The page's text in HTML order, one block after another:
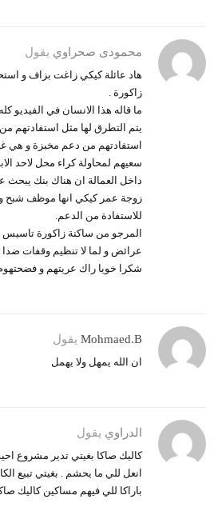
محمودى صحراوي يقول
هاد عائلة كيكي زاغت بزاف و
زاكورة .
ما قاله هذا الانسان في الفيديو
يتم التطرق لها مثل استفادتهم
استفادتهم من دعم مخبزة و هي
سعيهم لمحاولة كراء محل لاحد
داخل العمالة ان هناك بنك يبحث
زوجة عمر كيكي انها موظف شبح
للاستفادة من الدعم.
المرجو من ساكنة زاكورة تاسيس
عرائض و لما لا تنظيم وقفات
شكرا خويا راك عريتهم و
Mohmaed.b يقول
ان الله يمهل ولا يهمل
الدراوي يقول
انعل للي ما يحشم . بغيتي تبيع
باراكا للي فيهم مساكين كاليك